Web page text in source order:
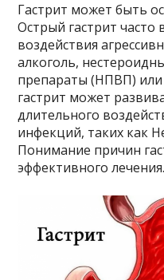
Гастрит может быть
Острый гастрит часто
воздействия
алкоголь,
препараты (НПВП)
гастрит может
длительного
инфекций, таких как
Понимание причин
эффективного лечения.